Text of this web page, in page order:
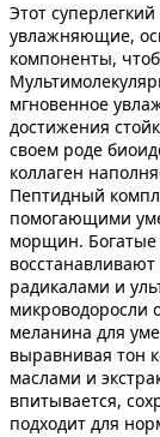
Этот
увлажняющие,
компоненты,
мгновенное
достижения
своем роде
коллаген
Пептидный
помогающими
морщин. Богатые
радикалами и
микроводоросли
меланина для
выравнивая тон
маслами и
впитывается,
подходит для